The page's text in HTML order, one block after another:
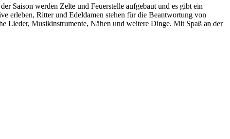
Saison werden Zelte und Feuerstelle aufgebaut und es gibt ein
erleben, Ritter und Edeldamen stehen für die Beantwortung von
Lieder, Musikinstrumente, Nähen und weitere Dinge. Mit Spaß an der